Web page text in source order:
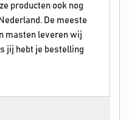
producten ook nog
De meeste
masten leveren wij
jij hebt je bestelling